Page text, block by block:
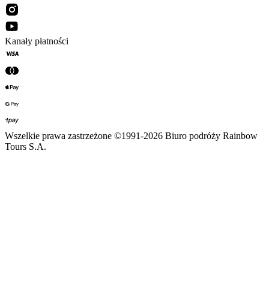
Kanały płatności
Wszelkie prawa zastrzeżone ©1991-2026 Biuro podróży Rainbow
Tours S.A.